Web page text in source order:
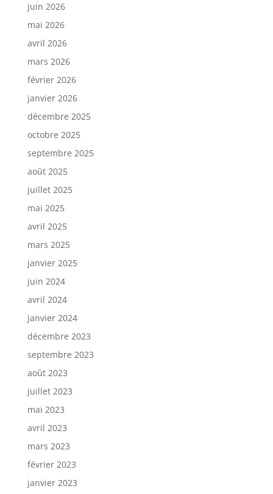
juin 2026
mai 2026
avril 2026
mars 2026
février 2026
janvier 2026
décembre 2025
octobre 2025
septembre 2025
août 2025
juillet 2025
mai 2025
avril 2025
mars 2025
janvier 2025
juin 2024
avril 2024
janvier 2024
décembre 2023
septembre 2023
août 2023
juillet 2023
mai 2023
avril 2023
mars 2023
février 2023
janvier 2023